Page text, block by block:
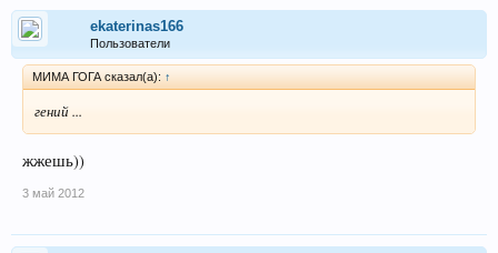
ekaterinas166
Пользователи
МИМА ГОГА сказал(а): ↑
гений ...
жжешь))
3 май 2012